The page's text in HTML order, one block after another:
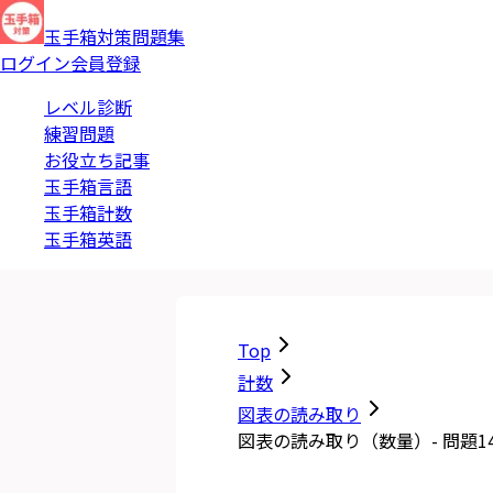
玉手箱対策問題集
ログイン会員登録
レベル診断
練習問題
お役立ち記事
玉手箱言語
玉手箱計数
玉手箱英語
Top
計数
図表の読み取り
図表の読み取り（数量）- 問題